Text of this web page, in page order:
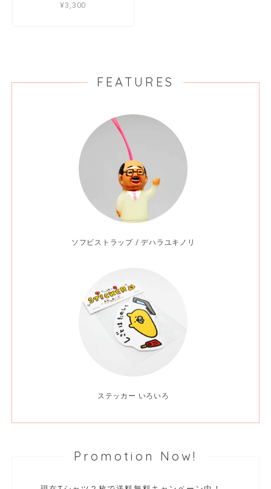
¥3,300
FEATURES
ソフビストラップ / デハラユキノリ
ステッカー いろいろ
Promotion Now!